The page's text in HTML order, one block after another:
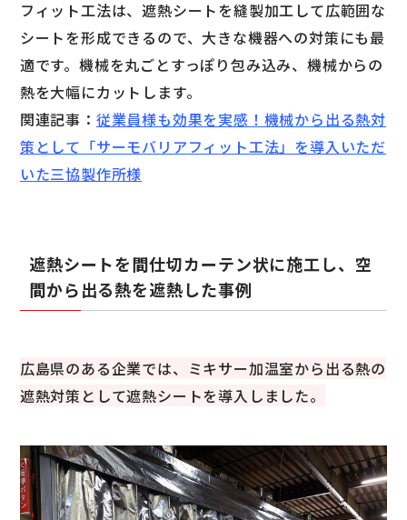
フィット工法は、遮熱シートを縫製加工して広範囲な
シートを形成できるので、大きな機器への対策にも最
適です。機械を丸ごとすっぽり包み込み、機械からの
熱を大幅にカットします。
関連記事： 従業員様も効果を実感！機械から出る熱対
策として「サーモバリアフィット工法」を導入いただ
いた三協製作所様
遮熱シートを間仕切カーテン状に施工し、空
間から出る熱を遮熱した事例
広島県のある企業では、ミキサー加温室から出る熱の
遮熱対策として遮熱シートを導入しました。